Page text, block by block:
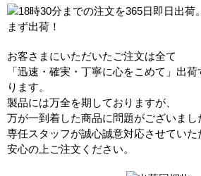
お客さまにいただいたご注文は全て
「迅速・確実・丁寧に心をこめて」出
ります。
製品には万全を期しておりますが、
万が一到着した商品に問題がございまし
専任スタッフが誠心誠意対応させてい
安心の上ご注文ください。